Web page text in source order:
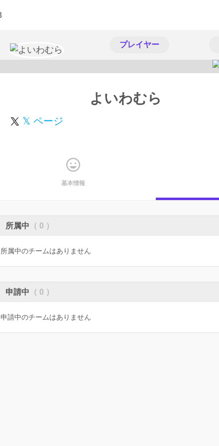
プレイヤー
よいわむら
𝕏 ページ
基本情報
所属中 （ 0 ）
所属中のチームはありません
申請中 （ 0 ）
申請中のチームはありません